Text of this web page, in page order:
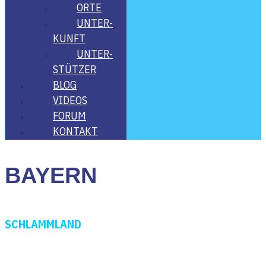
ORTE
UNTER­
KUNFT
UNTER­
STÜT­ZER
BLOG
VIDE­OS
FORUM
KON­TAKT
BAY­ERN
SCHLAMM­LAND